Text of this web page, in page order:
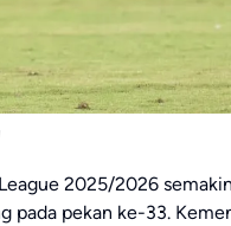
2025/2026 semakin
pada pekan ke-33.